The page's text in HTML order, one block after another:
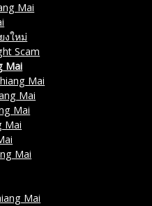
Mai
งใหม่
Scam
Mai
Mai
Mai
Mai
Mai
Mai
Mai